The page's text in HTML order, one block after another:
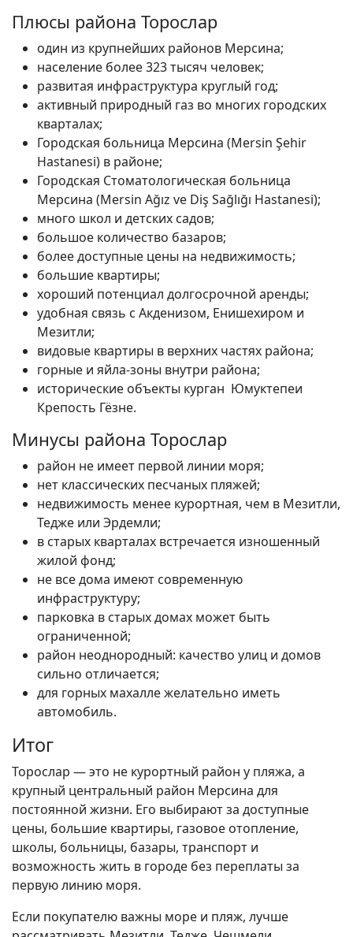
Плюсы района Торослар
один из крупнейших районов Мерсина;
население более 323 тысяч человек;
развитая инфраструктура круглый год;
активный природный газ во многих городских
кварталах;
Городская больница Мерсина (Mersin Şehir
Hastanesi) в районе;
Городская Стоматологическая больница
Мерсина (Mersin Ağız ve Diş Sağlığı Hastanesi);
много школ и детских садов;
большое количество базаров;
более доступные цены на недвижимость;
большие квартиры;
хороший потенциал долгосрочной аренды;
удобная связь с Акденизом, Енишехиром и
Мезитли;
видовые квартиры в верхних частях района;
горные и яйла-зоны внутри района;
исторические объекты курган Юмуктепеи
Крепость Гёзне.
Минусы района Торослар
район не имеет первой линии моря;
нет классических песчаных пляжей;
недвижимость менее курортная, чем в Мезитли,
Тедже или Эрдемли;
в старых кварталах встречается изношенный
жилой фонд;
не все дома имеют современную
инфраструктуру;
парковка в старых домах может быть
ограниченной;
район неоднородный: качество улиц и домов
сильно отличается;
для горных махалле желательно иметь
автомобиль.
Итог
Торослар — это не курортный район у пляжа, а
крупный центральный район Мерсина для
постоянной жизни. Его выбирают за доступные
цены, большие квартиры, газовое отопление,
школы, больницы, базары, транспорт и
возможность жить в городе без переплаты за
первую линию моря.
Если покупателю важны море и пляж, лучше